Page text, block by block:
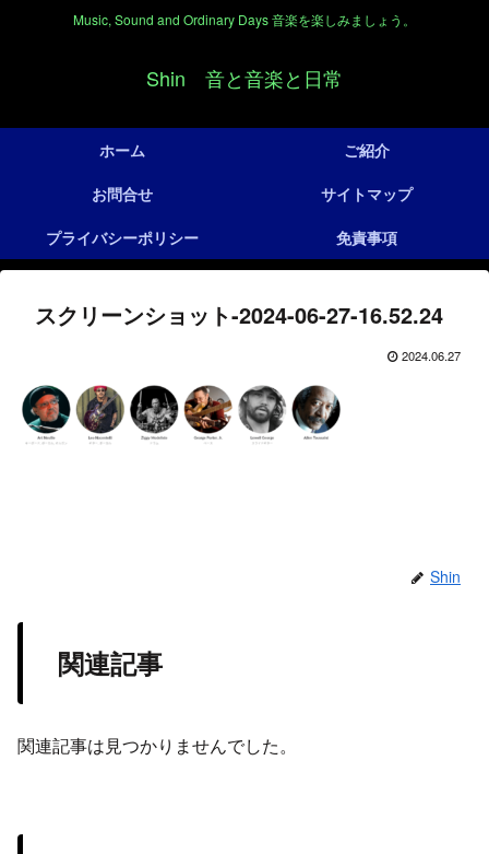
Music, Sound and Ordinary Days 音楽を楽しみましょう。
Shin 音と音楽と日常
ホーム
ご紹介
お問合せ
サイトマップ
プライバシーポリシー
免責事項
スクリーンショット-2024-06-27-16.52.24
2024.06.27
Shin
関連記事
関連記事は見つかりませんでした。